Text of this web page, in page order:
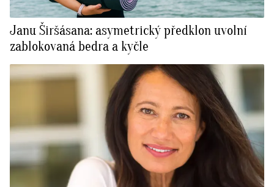
Janu Širšásana: asymetrický předklon uvolní
zablokovaná bedra a kyčle